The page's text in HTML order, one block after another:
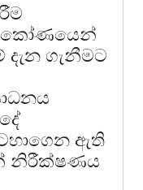
ගැනීමට
ඇති
නිරීක්ෂණය